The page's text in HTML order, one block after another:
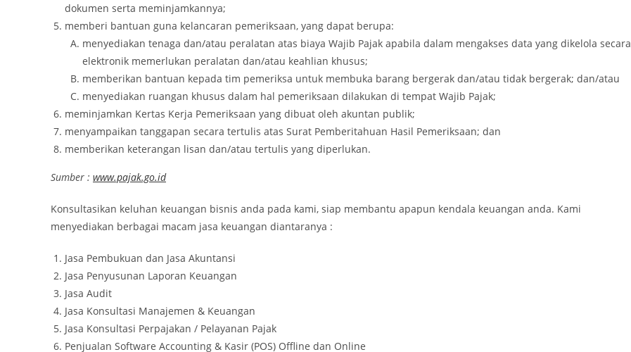
dokumen serta meminjamkannya;
memberi bantuan guna kelancaran pemeriksaan, yang dapat berupa:
menyediakan tenaga dan/atau peralatan atas biaya Wajib Pajak apabila dalam mengakses data yang dikelola secara
elektronik memerlukan peralatan dan/atau keahlian khusus;
memberikan bantuan kepada tim pemeriksa untuk membuka barang bergerak dan/atau tidak bergerak; dan/atau
menyediakan ruangan khusus dalam hal pemeriksaan dilakukan di tempat Wajib Pajak;
meminjamkan Kertas Kerja Pemeriksaan yang dibuat oleh akuntan publik;
menyampaikan tanggapan secara tertulis atas Surat Pemberitahuan Hasil Pemeriksaan; dan
memberikan keterangan lisan dan/atau tertulis yang diperlukan.
Sumber : www.pajak.go.id
Konsultasikan keluhan keuangan bisnis anda pada kami, siap membantu apapun kendala keuangan anda. Kami
menyediakan berbagai macam jasa keuangan diantaranya :
Jasa Pembukuan dan Jasa Akuntansi
Jasa Penyusunan Laporan Keuangan
Jasa Audit
Jasa Konsultasi Manajemen & Keuangan
Jasa Konsultasi Perpajakan / Pelayanan Pajak
Penjualan Software Accounting & Kasir (POS) Offline dan Online